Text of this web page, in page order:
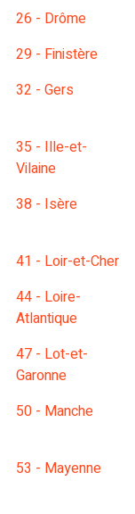
26 - Drôme
29 - Finistère
32 - Gers
35 - Ille-et-
Vilaine
38 - Isère
41 - Loir-et-Cher
44 - Loire-
Atlantique
47 - Lot-et-
Garonne
50 - Manche
53 - Mayenne